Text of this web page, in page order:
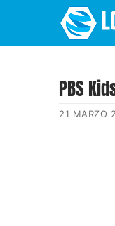
PBS
21 MARZO